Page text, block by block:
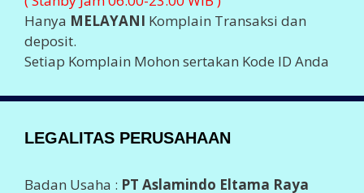
2026 ©JAVA PULSA MURAH Support By
Eltama Raya